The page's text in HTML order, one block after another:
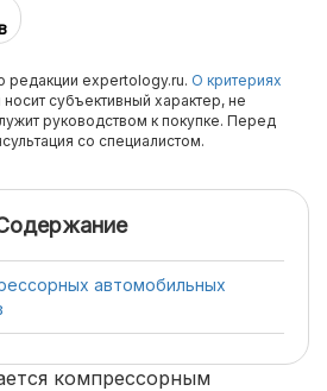
expertology.ru. О критериях
субъективный характер, не
руководством к покупке. Перед
со специалистом.
автомобильных
компрессорным